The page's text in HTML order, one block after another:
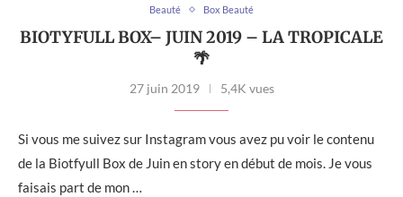
Beauté Box Beauté
BIOTYFULL BOX– JUIN 2019 – LA TROPICALE
🌴
27 juin 2019 5,4K vues
Si vous me suivez sur Instagram vous avez pu voir le contenu
de la Biotfyull Box de Juin en story en début de mois. Je vous
faisais part de mon …